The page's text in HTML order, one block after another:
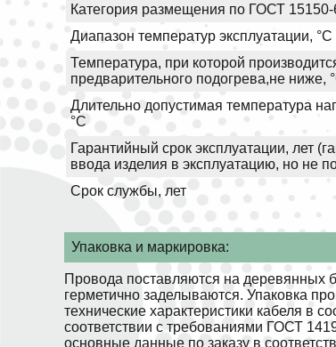
Категория размещения по ГОСТ 15150-
Диапазон температур эксплуатации, °С
Температура, при которой
предварительного подогрева,не ниже,
Длительно допустимая температура
°С
Гарантийный срок эксплуатации, лет
ввода изделия в эксплуатацию, но не
Срок службы, лет
Упаковка и маркировка:
Провода поставляются на деревянных
герметично заделываются. Упаковка
технические характеристики кабеля в
соответствии с требованиями ГОСТ
основные данные по заказу в